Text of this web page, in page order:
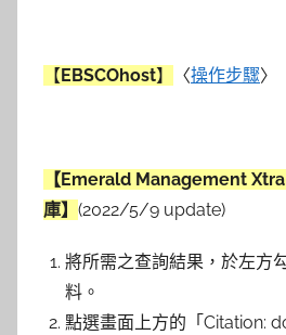
【 EBSCOhost】 〈操作步驟〉
【Emerald Management
庫】 (2022/5/9 update)
將所需之查詢結果，於左方
料。
點選畫面上方的「Citation: